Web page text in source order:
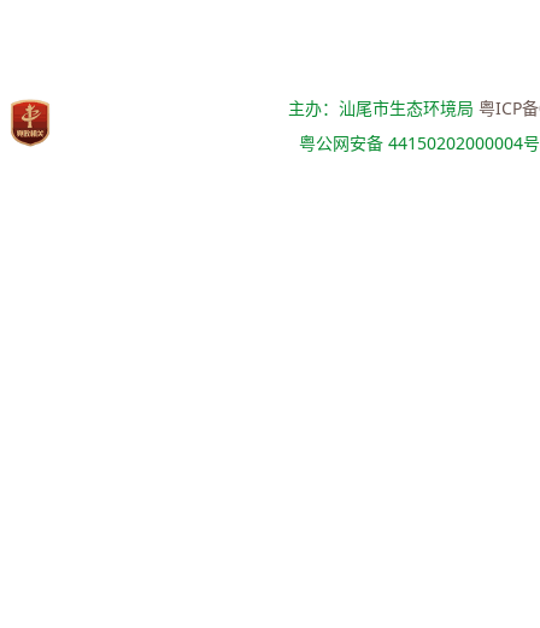
主办：汕尾市生态环境局粤ICP
粤公网安备 44150202000004号